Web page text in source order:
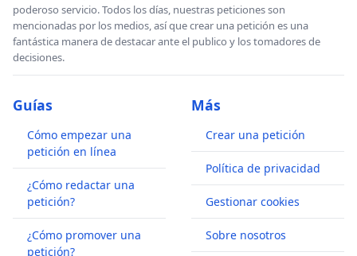
poderoso servicio. Todos los días, nuestras peticiones son
mencionadas por los medios, así que crear una petición es una
fantástica manera de destacar ante el publico y los tomadores de
decisiones.
Guías
Cómo empezar una
petición en línea
¿Cómo redactar una
petición?
¿Cómo promover una
petición?
Más
Crear una petición
Política de privacidad
Gestionar cookies
Sobre nosotros